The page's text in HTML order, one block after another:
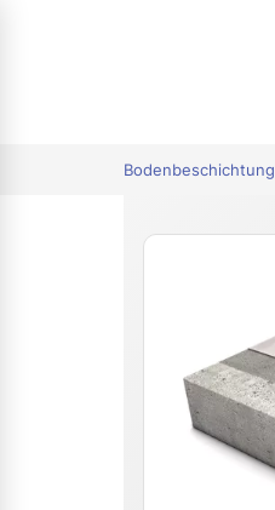
Bodenbeschichtung